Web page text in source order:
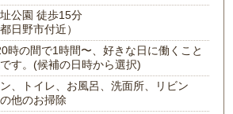
公園 徒歩15分
都日野市付近）
時の間で1時間〜、好きな日に働くこと
す。(候補の日時から選択)
、トイレ、お風呂、洗面所、リビン
他のお掃除